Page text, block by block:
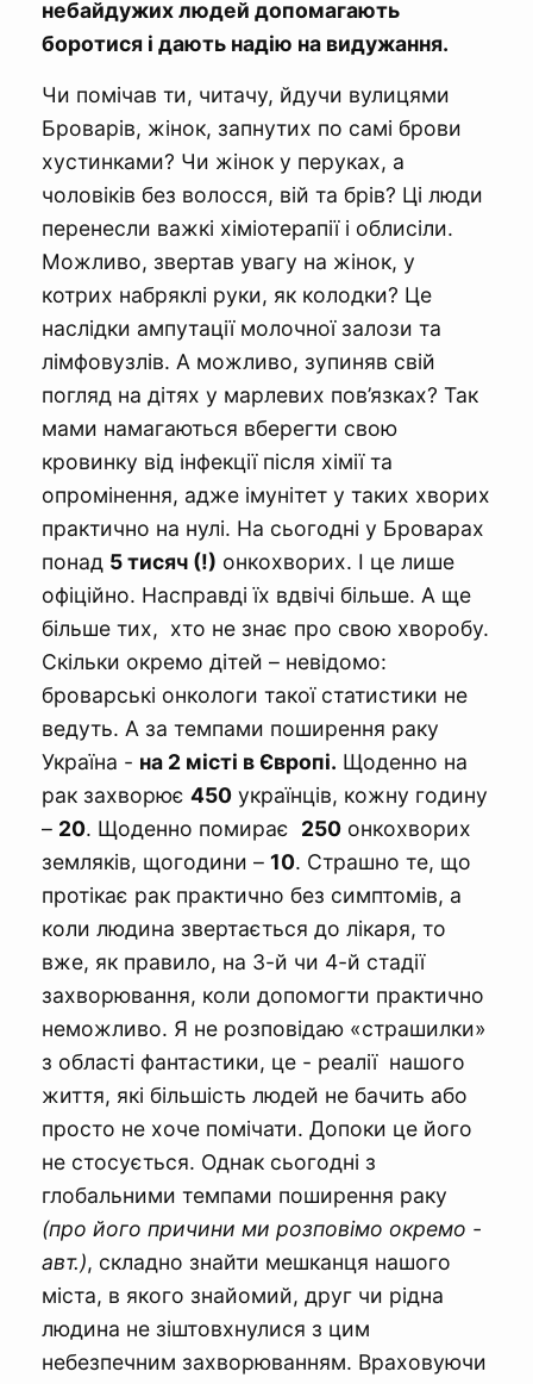
небайдужих людей допомагають
боротися і дають надію на видужання.
Чи помічав ти, читачу, йдучи вулицями
Броварів, жінок, запнутих по самі брови
хустинками? Чи жінок у перуках, а
чоловіків без волосся, вій та брів? Ці люди
перенесли важкі хіміотерапії і облисіли.
Можливо, звертав увагу на жінок, у
котрих набряклі руки, як колодки? Це
наслідки ампутації молочної залози та
лімфовузлів. А можливо, зупиняв свій
погляд на дітях у марлевих пов’язках? Так
мами намагаються вберегти свою
кровинку від інфекції після хімії та
опромінення, адже імунітет у таких хворих
практично на нулі. На сьогодні у Броварах
понад 5 тисяч (!) онкохворих. І це лише
офіційно. Насправді їх вдвічі більше. А ще
більше тих, хто не знає про свою хворобу.
Скільки окремо дітей – невідомо:
броварські онкологи такої статистики не
ведуть. А за темпами поширення раку
Україна - на 2 місті в Європі. Щоденно на
рак захворює 450 українців, кожну годину
– 20. Щоденно помирає 250 онкохворих
земляків, щогодини – 10. Страшно те, що
протікає рак практично без симптомів, а
коли людина звертається до лікаря, то
вже, як правило, на 3-й чи 4-й стадії
захворювання, коли допомогти практично
неможливо. Я не розповідаю «страшилки»
з області фантастики, це - реалії нашого
життя, які більшість людей не бачить або
просто не хоче помічати. Допоки це його
не стосується. Однак сьогодні з
глобальними темпами поширення раку
(про його причини ми розповімо окремо -
авт.), складно знайти мешканця нашого
міста, в якого знайомий, друг чи рідна
людина не зіштовхнулися з цим
небезпечним захворюванням. Враховуючи